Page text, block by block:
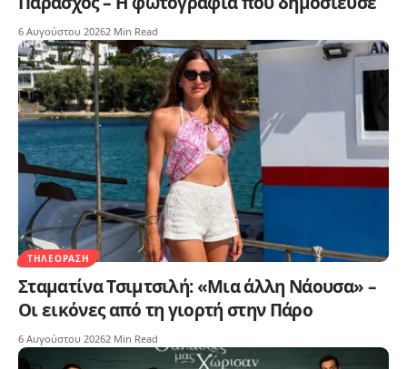
6 Αυγούστου 20262 Min Read
ΤΗΛΕΌΡΑΣΗ
Σταματίνα Τσιμτσιλή: «Μια άλλη Νάουσα» –
Οι εικόνες από τη γιορτή στην Πάρο
6 Αυγούστου 20262 Min Read